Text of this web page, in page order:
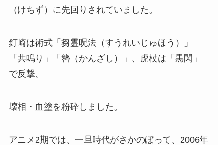
（けちず）に先回りされていました。
釘崎は術式「芻霊呪法（すうれいじゅほう）」
「共鳴り」「簪（かんざし）」、虎杖は「黒閃」
で反撃、
壊相・血塗を粉砕しました。
アニメ2期では、一旦時代がさかのぼって、2006年